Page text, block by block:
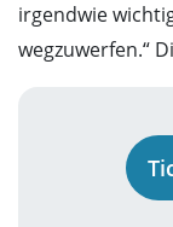
irgendwie
wegzuwerfen.“